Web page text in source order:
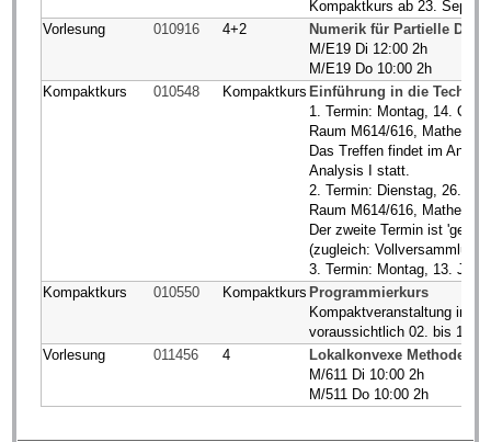
Kompaktkurs ab 23.
Vorlesung
010916 4+2
Numerik für Partielle
M/E19 Di 12:00 2h
M/E19 Do 10:00 2h
Kompaktkurs
010548 Kompaktkurs Einführung in die
1. Termin: Montag, 14.
Raum M614/616,
Das Treffen findet im
Analysis I statt.
2. Termin: Dienstag, 26.
Raum M614/616,
Der zweite Termin ist
(zugleich: Vollversammlung
3. Termin: Montag, 13.
Kompaktkurs
010550 Kompaktkurs Programmierkurs
Kompaktveranstaltung im
voraussichtlich 02. bis 13.
Vorlesung
011456 4
Lokalkonvexe Methoden
M/611 Di 10:00 2h
M/511 Do 10:00 2h